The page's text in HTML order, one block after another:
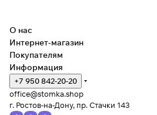
О нас
Интернет-магазин
Покупателям
Информация
+7 950 842-20-20
office@stomka.shop
г. Ростов-на-Дону, пр. Стачки 143